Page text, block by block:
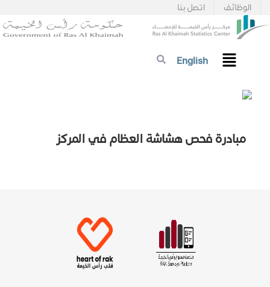
اتصل بنا الوظائف
English
مبادرة فحص هشاشة العظام في المركز